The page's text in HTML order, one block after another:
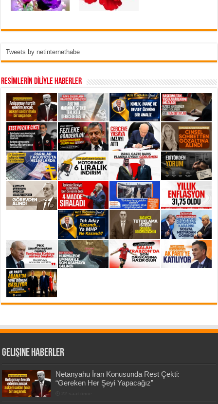
Tweets by netinternethabe
RESİMLERİN DİLİYLE HABERLER
Gelişine Haberler
Netanyahu İran Konusunda Rest Çekti:
“Gereken Her Şeyi Yapacağız”